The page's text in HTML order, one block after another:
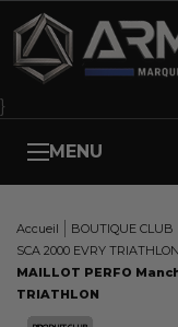
}
MENU
Accueil BOUTIQUE CLUB
SCA 2000 EVRY TRIATHLON
MAILLOT PERFO
TRIATHLON
Panneau de gestion